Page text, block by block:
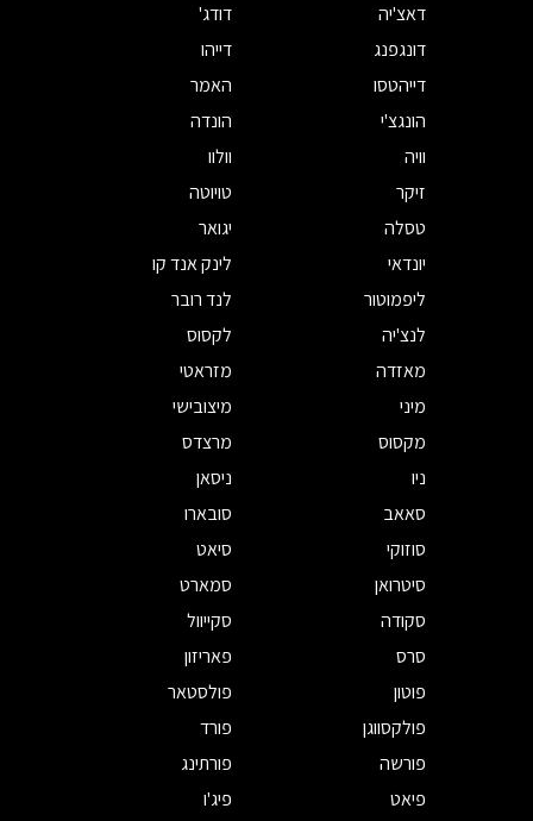
דאצ'יה
דודג'
דונגפנג
דייהו
דייהטסו
האמר
הונגצ'י
הונדה
וויה
וולוו
זיקר
טויוטה
טסלה
יגואר
יונדאי
לינק אנד קו
ליפמוטור
לנד רובר
לנצ'יה
לקסוס
מאזדה
מזראטי
מיני
מיצובישי
מקסוס
מרצדס
ניו
ניסאן
סאאב
סובארו
סוזוקי
סיאט
סיטרואן
סמארט
סקודה
סקייוול
סרס
פאריזון
פוטון
פולסטאר
פולקסווגן
פורד
פורשה
פורתינג
פיאט
פיג'ו